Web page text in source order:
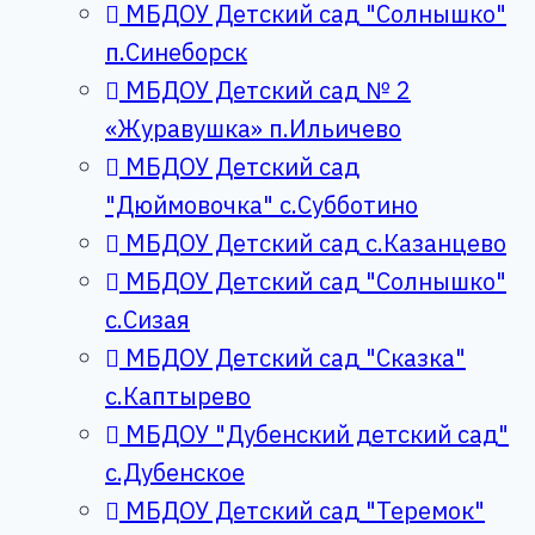
МБДОУ Детский сад "Солнышко"
п.Синеборск
МБДОУ Детский сад № 2
«Журавушка» п.Ильичево
МБДОУ Детский сад
"Дюймовочка" с.Субботино
МБДОУ Детский сад с.Казанцево
МБДОУ Детский сад "Солнышко"
с.Сизая
МБДОУ Детский сад "Сказка"
с.Каптырево
МБДОУ "Дубенский детский сад"
с.Дубенское
МБДОУ Детский сад "Теремок"